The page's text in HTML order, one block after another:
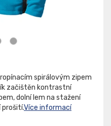
spirálovým zipem
začištěn kontrastní
dolní lem na stažení
prošití.Více informací